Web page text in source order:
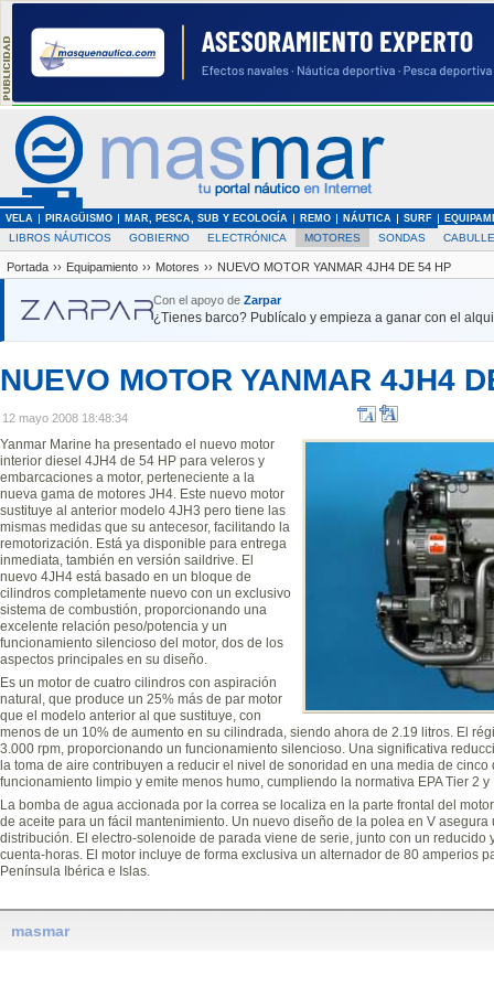
VELA PIRAGÜISMO MAR, PESCA, SUB Y ECOLOGÍA REMO NÁUTICA SURF
LIBROS NÁUTICOS GOBIERNO ELECTRÓNICA MOTORES SONDAS
Portada ›› Equipamiento ›› Motores ›› NUEVO MOTOR YANMAR 4JH4 DE 54 HP
Con el apoyo de Zarpar
¿Tienes barco? Publícalo y empieza a ganar con el
NUEVO MOTOR YANMAR 4JH4
12 mayo 2008 18:48:34
Yanmar Marine ha presentado el nuevo motor
interior diesel 4JH4 de 54 HP para veleros y
embarcaciones a motor, perteneciente a la
nueva gama de motores JH4. Este nuevo motor
sustituye al anterior modelo 4JH3 pero tiene las
mismas medidas que su antecesor, facilitando la
remotorización. Está ya disponible para entrega
inmediata, también en versión saildrive. El
nuevo 4JH4 está basado en un bloque de
cilindros completamente nuevo con un exclusivo
sistema de combustión, proporcionando una
excelente relación peso/potencia y un
funcionamiento silencioso del motor, dos de los
aspectos principales en su diseño.
Es un motor de cuatro cilindros con aspiración
natural, que produce un 25% más de par motor
que el modelo anterior al que sustituye, con
menos de un 10% de aumento en su cilindrada, siendo ahora de 2.19 litros. El
3.000 rpm, proporcionando un funcionamiento silencioso. Una significativa
la toma de aire contribuyen a reducir el nivel de sonoridad en una media de
funcionamiento limpio y emite menos humo, cumpliendo la normativa EPA Tier 2 y
La bomba de agua accionada por la correa se localiza en la parte frontal del
de aceite para un fácil mantenimiento. Un nuevo diseño de la polea en V
distribución. El electro-solenoide de parada viene de serie, junto con un reducido
cuenta-horas. El motor incluye de forma exclusiva un alternador de 80 amperios
Península Ibérica e Islas.
masmar